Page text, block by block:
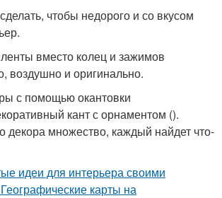
чтобы недорого и со вкусом
вместо колец и зажимов
воздушно и оригинально.
с помощью окантовки
кант с орнаментом ().
декора множество, каждый найдет что-